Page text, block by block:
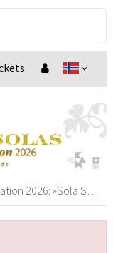
der Vision von Mike & Kay Chance, Wernigerode